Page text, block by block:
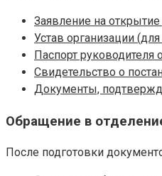
Заявление на открытие
Устав организации
Паспорт руководителя
Свидетельство о
Документы,
Обращение в
После подготовки